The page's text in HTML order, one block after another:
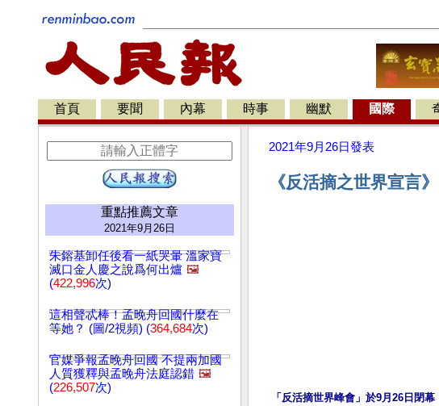
首頁 要聞 內幕 時事 幽默 國際
重點推薦文章
2021年9月26日
朱鎔基卸任後看一紙哭暈 溫家寶
滅口金人慶之說爲何出爐 🖼️
(422,996次)
這相聲忒棒！孟晚舟回國什麼在
等她？ (圖/2視頻) (364,684次)
官媒爭報孟晚舟回國 不提兩加國
人質獲釋與孟晚舟法庭認錯 🖼️
(226,507次)
2021年9月26日發表
《反活摘之世界宣言
「反活摘世界峰會」於9月26日閉